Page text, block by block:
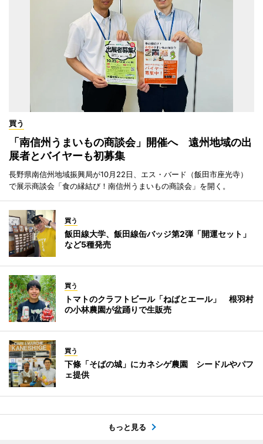
買う
「南信州うまいもの商談会」開催へ 遠州地域の出
展者とバイヤーも初募集
長野県南信州地域振興局が10月22日、エス・バード（飯田市座光寺）
で展示商談会「食の縁結び！南信州うまいもの商談会」を開く。
買う
飯田線大学、飯田線缶バッジ第2弾「開運セット」
など5種発売
買う
トマトのクラフトビール「ねばとエール」 根羽村
の小林農園が盆踊りで生販売
買う
下條「そばの城」にカネシゲ農園 シードルやパフ
ェ提供
もっと見る